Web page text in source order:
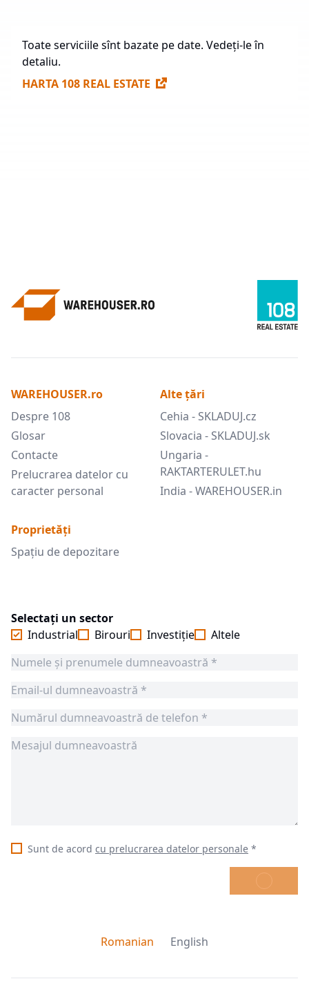
Toate serviciile sînt bazate pe date. Vedeți-le în
detaliu.
HARTA 108 REAL ESTATE
WAREHOUSER.ro
Despre 108
Glosar
Contacte
Prelucrarea datelor cu
caracter personal
Proprietăți
Spațiu de depozitare
Alte țări
Cehia - SKLADUJ.cz
Slovacia - SKLADUJ.sk
Ungaria -
RAKTARTERULET.hu
India - WAREHOUSER.in
Selectați un sector
Industrial
Birouri Investiție Altele
Sunt de acord cu prelucrarea datelor personale *
TRIMITE
Romanian English